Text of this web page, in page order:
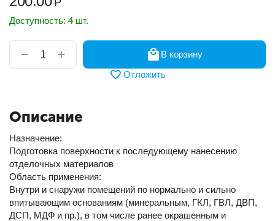
Р
Доступность: 4 шт.
+
−
В корзину
Отложить
Описание
Назначение:
Подготовка поверхности к последующему нанесению
отделочных материалов
Область применения:
Внутри и снаружи помещений по нормально и сильно
впитывающим основаниям (минеральным, ГКЛ, ГВЛ, ДВП,
ДСП, МДФ и пр.), в том числе ранее окрашенным и